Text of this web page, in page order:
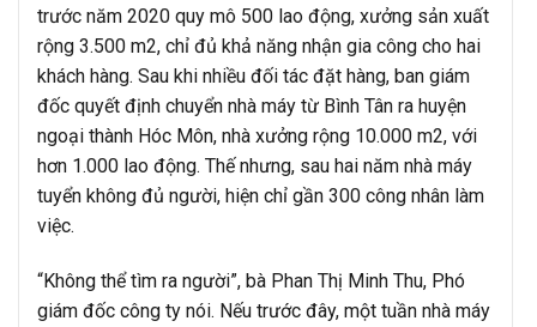
trước năm 2020 quy mô 500 lao động, xưởng sản xuất
rộng 3.500 m2, chỉ đủ khả năng nhận gia công cho hai
khách hàng. Sau khi nhiều đối tác đặt hàng, ban giám
đốc quyết định chuyển nhà máy từ Bình Tân ra huyện
ngoại thành Hóc Môn, nhà xưởng rộng 10.000 m2, với
hơn 1.000 lao động. Thế nhưng, sau hai năm nhà máy
tuyển không đủ người, hiện chỉ gần 300 công nhân làm
việc.
“Không thể tìm ra người”, bà Phan Thị Minh Thu, Phó
giám đốc công ty nói. Nếu trước đây, một tuần nhà máy